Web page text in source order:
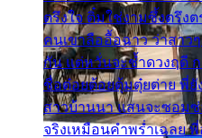
ตรึงใจ ติ๋มใช่งามซึ้งตรึง
คนเขาลืออื้อฉาว ว่าสาว
กัน แต่หวั่นจะช้ำดวงฤดี
ชื่อต๋อยต้อยตุ้มตุ๋ยต่าย พี่ยั
สาวบ้านนา แสนจะซอม
จริงเหมือนคำพร่ำเฉลย